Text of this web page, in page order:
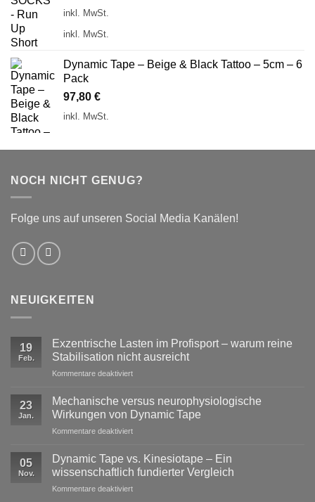
inkl. MwSt.
inkl. MwSt.
Dynamic Tape – Beige & Black Tattoo – 5cm – 6
Pack
97,80 €
inkl. MwSt.
NOCH NICHT GENUG?
Folge uns auf unseren Social Media Kanälen!
NEUIGKEITEN
19
Feb.
Exzentrische Lasten im Profisport – warum reine
Stabilisation nicht ausreicht
Kommentare deaktiviertfür
im
Profisport
–
reine
Stabilisation
ausreicht
23
Jan.
Mechanische versus neurophysiologische
Wirkungen von Dynamic Tape
Kommentare deaktiviertfür
versus
neurophysiologische
Wirkungen
von
05
Nov.
Dynamic Tape vs. Kinesiotape – Ein
wissenschaftlich fundierter Vergleich
Kommentare deaktiviertfür